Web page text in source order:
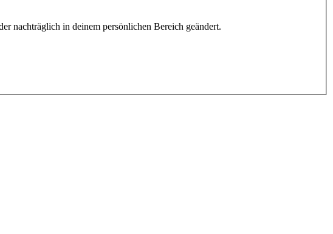
nachträglich in deinem persönlichen Bereich geändert.